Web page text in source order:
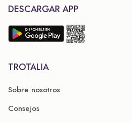
DESCARGAR APP
TROTALIA
Sobre nosotros
Consejos